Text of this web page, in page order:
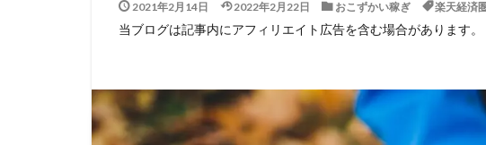
2021年2月14日 2022年2月22日 おこずかい稼ぎ 楽天経済
当ブログは記事内にアフィリエイト広告を含む場合があります。